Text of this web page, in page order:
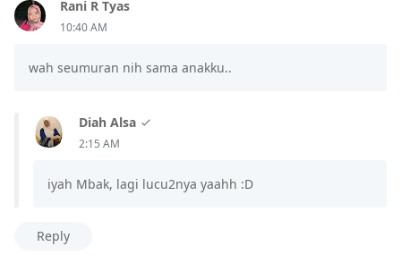
Rani R Tyas
10:40 AM
wah seumuran nih sama anakku..
Diah Alsa
2:15 AM
iyah Mbak, lagi lucu2nya yaahh :D
Reply